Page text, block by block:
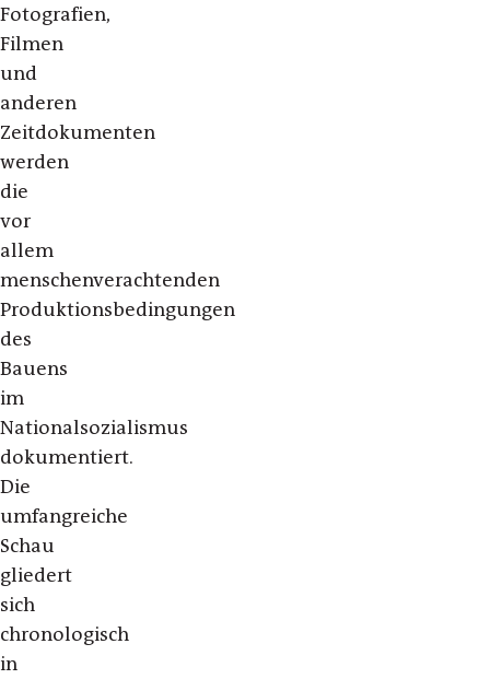
Fotografien,
Filmen
und
anderen
Zeitdokumenten
werden
die
vor
allem
menschenverachtenden
Produktionsbedingungen
des
Bauens
im
Nationalsozialismus
dokumentiert.
Die
umfangreiche
Schau
gliedert
sich
chronologisch
in